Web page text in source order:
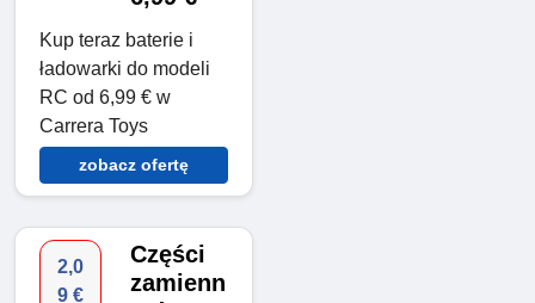
Kup teraz baterie i
ładowarki do modeli
RC od 6,99 € w
Carrera Toys
zobacz ofertę
2,0
9 €
Części
zamienn